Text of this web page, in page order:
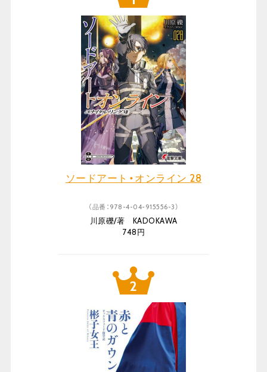
ソードアート・オンライン 28
（品番：978-4-04-915556-3）
川原礫/著 KADOKAWA
748円